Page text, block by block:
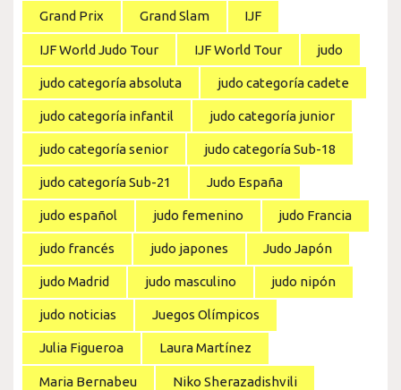
Grand Prix Grand Slam IJF
IJF World Judo Tour IJF World Tour judo
judo categoría absoluta judo categoría cadete
judo categoría infantil judo categoría junior
judo categoría senior judo categoría Sub-18
judo categoría Sub-21 Judo España
judo español judo femenino judo Francia
judo francés judo japones Judo Japón
judo Madrid judo masculino judo nipón
judo noticias Juegos Olímpicos
Julia Figueroa Laura Martínez
Maria Bernabeu Niko Sherazadishvili